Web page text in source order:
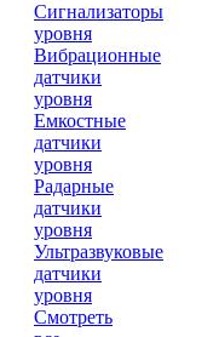
Сигнализаторы
уровня
Вибрационные
датчики
уровня
Емкостные
датчики
уровня
Радарные
датчики
уровня
Ультразвуковые
датчики
уровня
Смотреть